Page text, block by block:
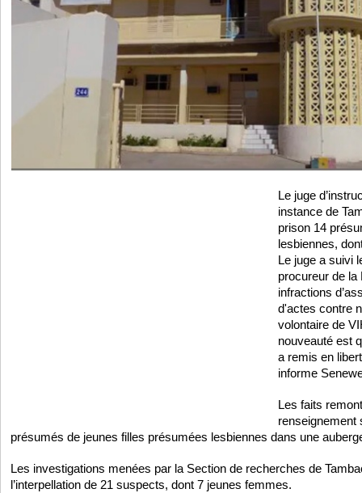
Le juge
instance de
prison 14
lesbiennes,
Le juge a suivi
procureur de la
infractions
d'actes contre
volontaire de
nouveauté est
a remis en
informe
Les faits
renseignement
présumés de jeunes filles présumées lesbiennes dans une
Les investigations menées par la Section de recherches de
l’interpellation de 21 suspects, dont 7 jeunes femmes.